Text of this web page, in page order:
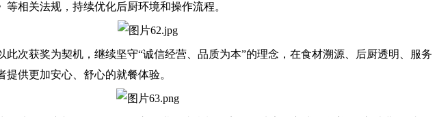
等相关法规，持续优化后厨环境和操作流程。
获奖为契机，继续坚守“诚信经营、品质为本”的理念，在食材溯源、后厨透明、服务
供更加安心、舒心的就餐体验。